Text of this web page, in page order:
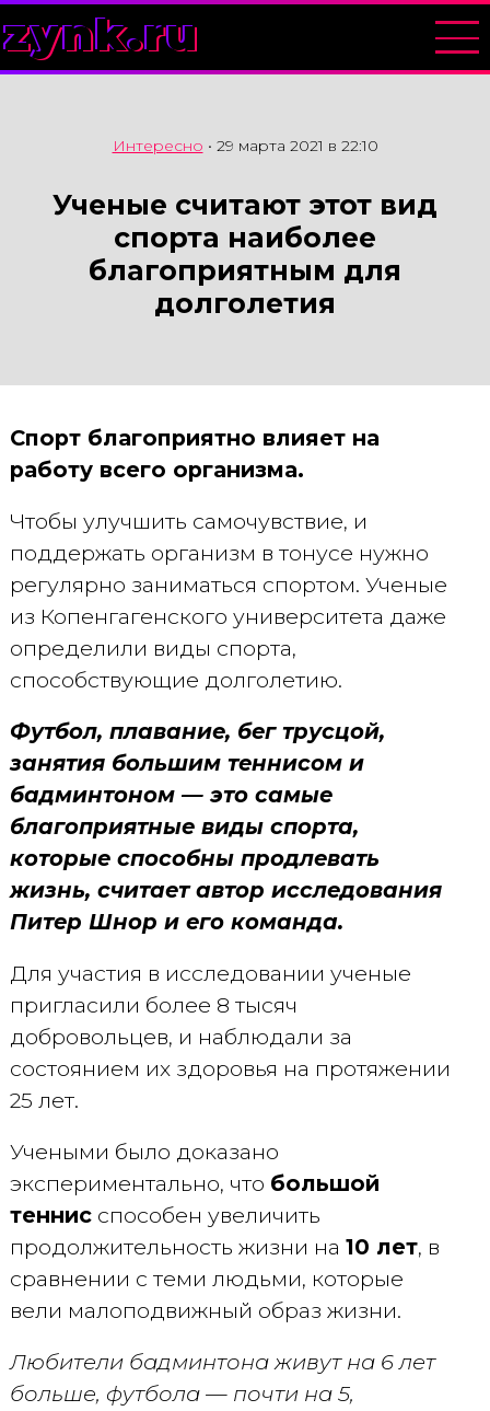
zynk.ru
Интересно • 29 марта 2021 в 22:10
Ученые считают этот вид
спорта наиболее
благоприятным для
долголетия
Спорт благоприятно влияет на
работу всего организма.
Чтобы улучшить самочувствие, и
поддержать организм в тонусе нужно
регулярно заниматься спортом. Ученые
из Копенгагенского университета даже
определили виды спорта,
способствующие долголетию.
Футбол, плавание, бег трусцой,
занятия большим теннисом и
бадминтоном — это самые
благоприятные виды спорта,
которые способны продлевать
жизнь, считает автор исследования
Питер Шнор и его команда.
Для участия в исследовании ученые
пригласили более 8 тысяч
добровольцев, и наблюдали за
состоянием их здоровья на протяжении
25 лет.
Учеными было доказано
экспериментально, что большой
теннисспособен увеличить
продолжительность жизни на 10 лет, в
сравнении с теми людьми, которые
вели малоподвижный образ жизни.
Любители бадминтона живут на 6 лет
больше, футбола — почти на 5,